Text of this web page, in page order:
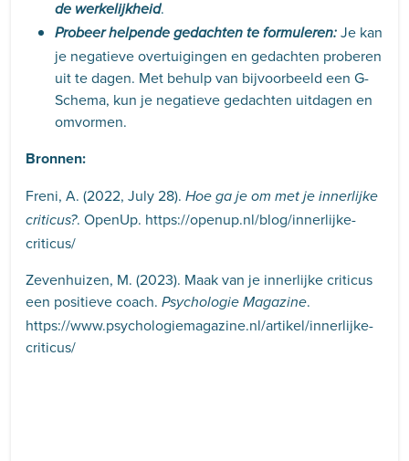
de werkelijkheid.
Probeer helpende gedachten te formuleren: Je kan
je negatieve overtuigingen en gedachten proberen
uit te dagen. Met behulp van bijvoorbeeld een G-
Schema, kun je negatieve gedachten uitdagen en
omvormen.
Bronnen:
Freni, A. (2022, July 28). Hoe ga je om met je innerlijke
criticus?. OpenUp. https://openup.nl/blog/innerlijke-
criticus/
Zevenhuizen, M. (2023). Maak van je innerlijke criticus
een positieve coach. Psychologie Magazine.
https://www.psychologiemagazine.nl/artikel/innerlijke-
criticus/